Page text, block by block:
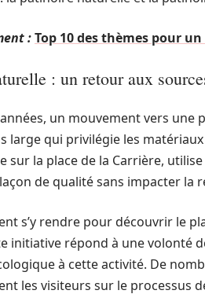
:Top 10 des thèmes pour
: un retour aux
un mouvement vers une
large qui privilégie les
sur la place de la Carrière,
de qualité sans impacter la
s’y rendre pour découvrir le
initiative répond à une volonté
à cette activité. De
les visiteurs sur le processus